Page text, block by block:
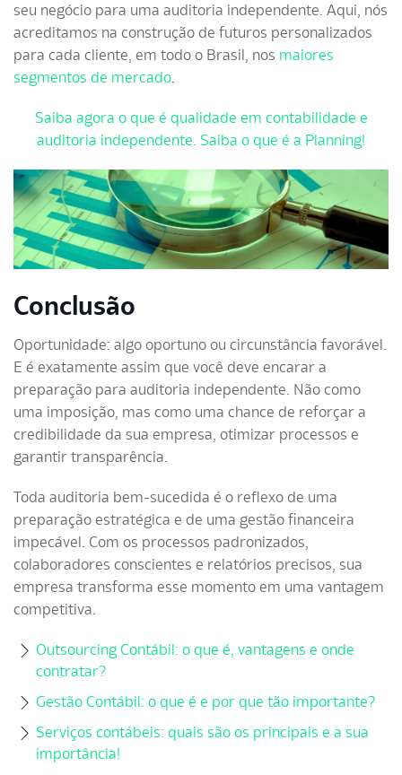
seu negócio para uma auditoria independente. Aqui, nós
acreditamos na construção de futuros personalizados
para cada cliente, em todo o Brasil, nos maiores
segmentos de mercado.
Saiba agora o que é qualidade em contabilidade e
auditoria independente. Saiba o que é a Planning!
Conclusão
Oportunidade: algo oportuno ou circunstância favorável.
E é exatamente assim que você deve encarar a
preparação para auditoria independente. Não como
uma imposição, mas como uma chance de reforçar a
credibilidade da sua empresa, otimizar processos e
garantir transparência.
Toda auditoria bem-sucedida é o reflexo de uma
preparação estratégica e de uma gestão financeira
impecável. Com os processos padronizados,
colaboradores conscientes e relatórios precisos, sua
empresa transforma esse momento em uma vantagem
competitiva.
Outsourcing Contábil: o que é, vantagens e onde
contratar?
Gestão Contábil: o que é e por que tão importante?
Serviços contábeis: quais são os principais e a sua
importância!